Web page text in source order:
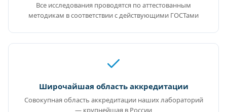
Все исследования проводятся по аттестованным
методикам в соответствии с действующими ГОСТами
Широчайшая область аккредитации
Совокупная область аккредитации наших лабораторий
— крупнейшая в России